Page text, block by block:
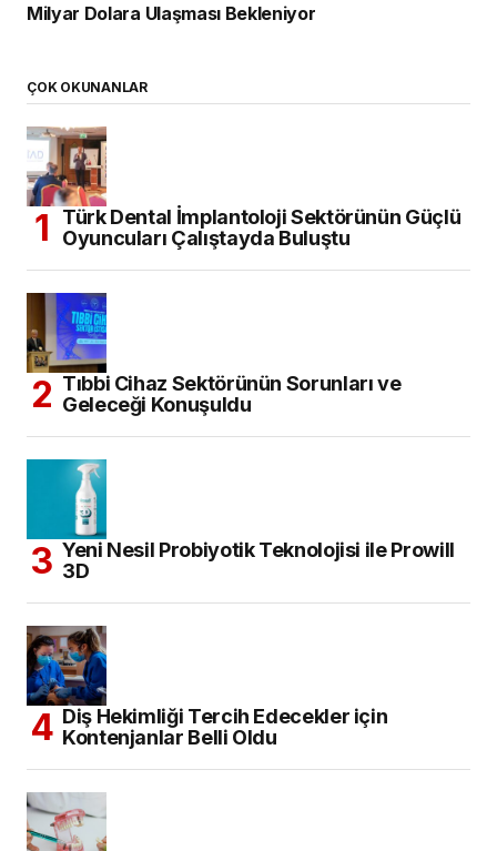
Milyar Dolara Ulaşması Bekleniyor
ÇOK OKUNANLAR
Türk Dental İmplantoloji Sektörünün Güçlü
Oyuncuları Çalıştayda Buluştu
Tıbbi Cihaz Sektörünün Sorunları ve
Geleceği Konuşuldu
Yeni Nesil Probiyotik Teknolojisi ile Prowill
3D
Diş Hekimliği Tercih Edecekler için
Kontenjanlar Belli Oldu